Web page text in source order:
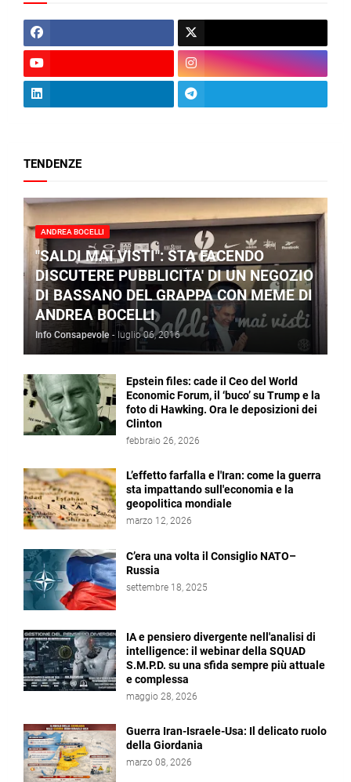
TENDENZE
ANDREA BOCELLI
"SALDI MAI VISTI": STA FACENDO
DISCUTERE PUBBLICITA' DI UN NEGOZIO
DI BASSANO DEL GRAPPA CON MEME DI
ANDREA BOCELLI
Info Consapevole - luglio 06, 2016
Epstein files: cade il Ceo del World
Economic Forum, il ‘buco’ su Trump e la
foto di Hawking. Ora le deposizioni dei
Clinton
febbraio 26, 2026
L’effetto farfalla e l'Iran: come la guerra
sta impattando sull'economia e la
geopolitica mondiale
marzo 12, 2026
C’era una volta il Consiglio NATO–
Russia
settembre 18, 2025
IA e pensiero divergente nell'analisi di
intelligence: il webinar della SQUAD
S.M.P.D. su una sfida sempre più attuale
e complessa
maggio 28, 2026
Guerra Iran-Israele-Usa: Il delicato ruolo
della Giordania
marzo 08, 2026